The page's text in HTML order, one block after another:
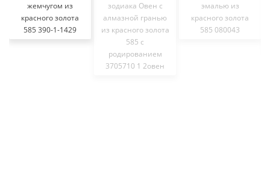
жемчугом из
красного золота
585 390-1-1429
зодиака Овен с
алмазной гранью
из красного золота
585 с
родированием
3705710 1 2овен
эмалью из
красного золота
585 080043